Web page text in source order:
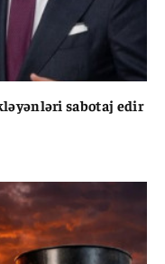
sabotaj edir